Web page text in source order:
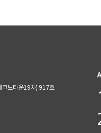
크노타운19차) 917호